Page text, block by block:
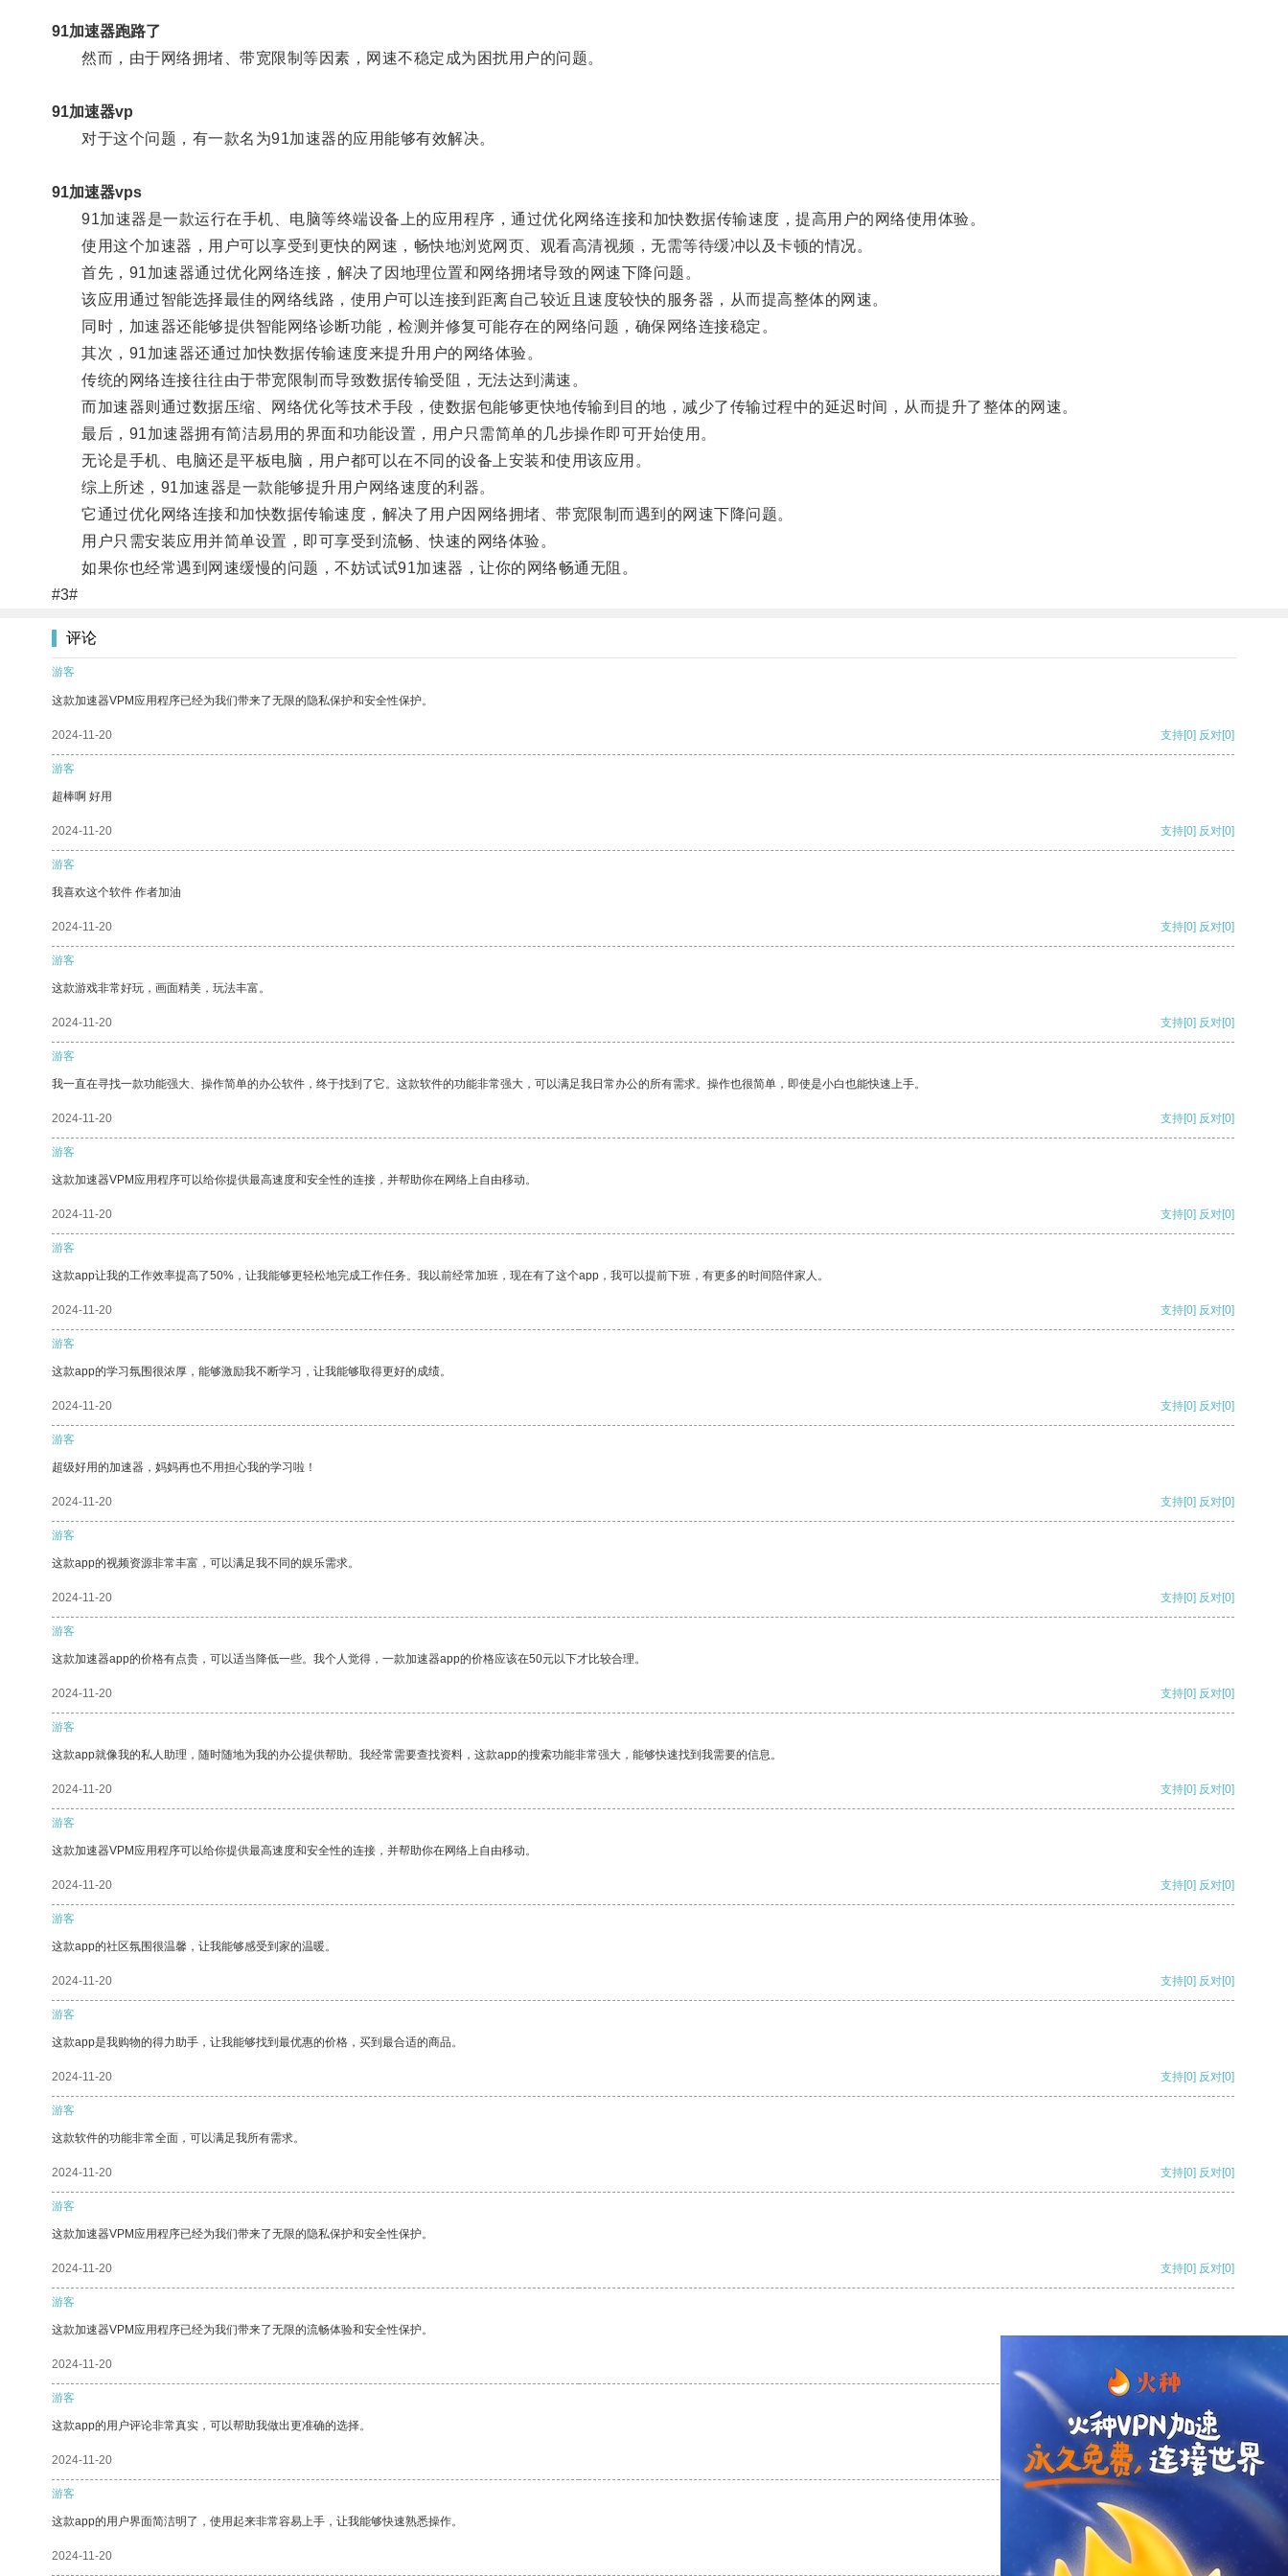
91加速器跑路了
然而，由于网络拥堵、带宽限制等因素，网速不稳定成为困扰用户的问题。
91加速器vp
对于这个问题，有一款名为91加速器的应用能够有效解决。
91加速器vps
91加速器是一款运行在手机、电脑等终端设备上的应用程序，通过优化网络连接和加快数据传输速度，提高用户的网络使用体验。
使用这个加速器，用户可以享受到更快的网速，畅快地浏览网页、观看高清视频，无需等待缓冲以及卡顿的情况。
首先，91加速器通过优化网络连接，解决了因地理位置和网络拥堵导致的网速下降问题。
该应用通过智能选择最佳的网络线路，使用户可以连接到距离自己较近且速度较快的服务器，从而提高整体的网速。
同时，加速器还能够提供智能网络诊断功能，检测并修复可能存在的网络问题，确保网络连接稳定。
其次，91加速器还通过加快数据传输速度来提升用户的网络体验。
传统的网络连接往往由于带宽限制而导致数据传输受阻，无法达到满速。
而加速器则通过数据压缩、网络优化等技术手段，使数据包能够更快地传输到目的地，减少了传输过程中的延迟时间，从而提升了整体的网速。
最后，91加速器拥有简洁易用的界面和功能设置，用户只需简单的几步操作即可开始使用。
无论是手机、电脑还是平板电脑，用户都可以在不同的设备上安装和使用该应用。
综上所述，91加速器是一款能够提升用户网络速度的利器。
它通过优化网络连接和加快数据传输速度，解决了用户因网络拥堵、带宽限制而遇到的网速下降问题。
用户只需安装应用并简单设置，即可享受到流畅、快速的网络体验。
如果你也经常遇到网速缓慢的问题，不妨试试91加速器，让你的网络畅通无阻。
#3#
评论
游客
这款加速器VPM应用程序已经为我们带来了无限的隐私保护和安全性保护。
2024-11-20 支持[0] 反对[0]
游客
超棒啊 好用
2024-11-20 支持[0] 反对[0]
游客
我喜欢这个软件 作者加油
2024-11-20 支持[0] 反对[0]
游客
这款游戏非常好玩，画面精美，玩法丰富。
2024-11-20 支持[0] 反对[0]
游客
我一直在寻找一款功能强大、操作简单的办公软件，终于找到了它。这款软件的功能非常强大，可以满足我日常办公的所有需求。操作也很简单，即使是小白也能快速上手。
2024-11-20 支持[0] 反对[0]
游客
这款加速器VPM应用程序可以给你提供最高速度和安全性的连接，并帮助你在网络上自由移动。
2024-11-20 支持[0] 反对[0]
游客
这款app让我的工作效率提高了50%，让我能够更轻松地完成工作任务。我以前经常加班，现在有了这个app，我可以提前下班，有更多的时间陪伴家人。
2024-11-20 支持[0] 反对[0]
游客
这款app的学习氛围很浓厚，能够激励我不断学习，让我能够取得更好的成绩。
2024-11-20 支持[0] 反对[0]
游客
超级好用的加速器，妈妈再也不用担心我的学习啦！
2024-11-20 支持[0] 反对[0]
游客
这款app的视频资源非常丰富，可以满足我不同的娱乐需求。
2024-11-20 支持[0] 反对[0]
游客
这款加速器app的价格有点贵，可以适当降低一些。我个人觉得，一款加速器app的价格应该在50元以下才比较合理。
2024-11-20 支持[0] 反对[0]
游客
这款app就像我的私人助理，随时随地为我的办公提供帮助。我经常需要查找资料，这款app的搜索功能非常强大，能够快速找到我需要的信息。
2024-11-20 支持[0] 反对[0]
游客
这款加速器VPM应用程序可以给你提供最高速度和安全性的连接，并帮助你在网络上自由移动。
2024-11-20 支持[0] 反对[0]
游客
这款app的社区氛围很温馨，让我能够感受到家的温暖。
2024-11-20 支持[0] 反对[0]
游客
这款app是我购物的得力助手，让我能够找到最优惠的价格，买到最合适的商品。
2024-11-20 支持[0] 反对[0]
游客
这款软件的功能非常全面，可以满足我所有需求。
2024-11-20 支持[0] 反对[0]
游客
这款加速器VPM应用程序已经为我们带来了无限的隐私保护和安全性保护。
2024-11-20 支持[0] 反对[0]
游客
这款加速器VPM应用程序已经为我们带来了无限的流畅体验和安全性保护。
2024-11-20
游客
这款app的用户评论非常真实，可以帮助我做出更准确的选择。
2024-11-20 支持 [0] 反对[0]
游客
这款app的用户界面简洁明了，使用起来非常容易上手，让我能够快速熟悉操作。
2024-11-20 支持[0] 反对